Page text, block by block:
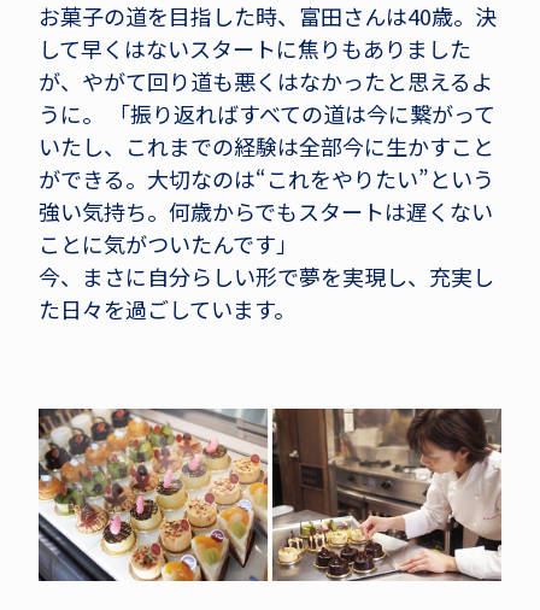
お菓子の道を目指した時、富田さんは40歳。決
して早くはないスタートに焦りもありました
が、やがて回り道も悪くはなかったと思えるよ
うに。 「振り返ればすべての道は今に繋がって
いたし、これまでの経験は全部今に生かすこと
ができる。大切なのは“これをやりたい”という
強い気持ち。何歳からでもスタートは遅くない
ことに気がついたんです」
今、まさに自分らしい形で夢を実現し、充実し
た日々を過ごしています。